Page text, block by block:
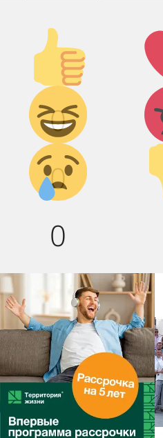
Палец
вверх!
0
Дикий
смех!
0
Грусть :(
0